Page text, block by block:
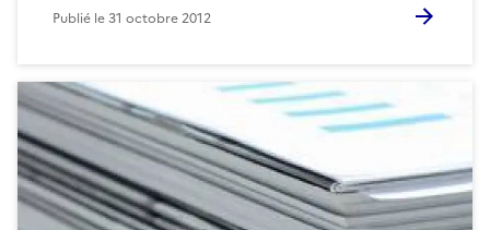
Publié le31 octobre 2012